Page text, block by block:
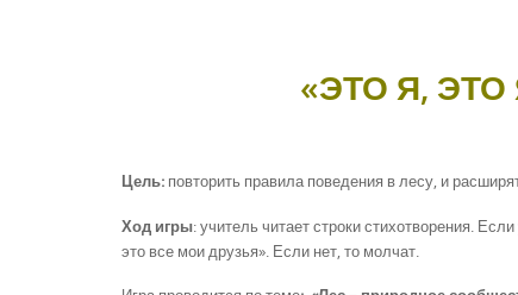
«ЭТО Я,
Цель: повторить правила поведения в лесу, и
Ход игры: учитель читает строки стихотворения.
это все мои друзья». Если нет, то молчат.